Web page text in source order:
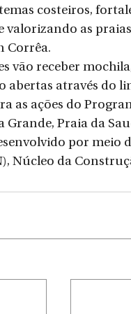
costeiros,
valorizando as
Corrêa.
vão receber
abertas através do
as ações do
Grande, Praia da
por meio
Núcleo da